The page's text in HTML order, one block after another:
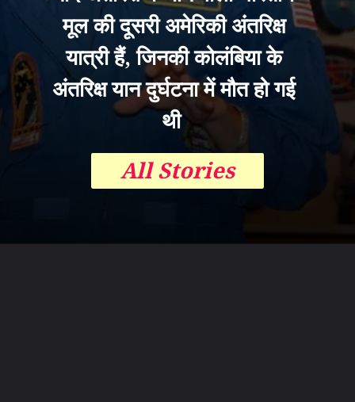
मूल की दूसरी अमेरिकी अंतरिक्ष
यात्री हैं, जिनकी कोलंबिया के
अंतरिक्ष यान दुर्घटना में मौत हो गई
थी
All Stories